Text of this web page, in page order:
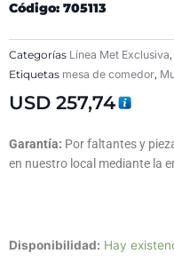
Código: 705113
Categorías Línea Met Exclusiva,
Etiquetas mesa de comedor,
USD 257,74
Garantía: Por faltantes y
en nuestro local mediante la
Disponibilidad: Hay
Mesa